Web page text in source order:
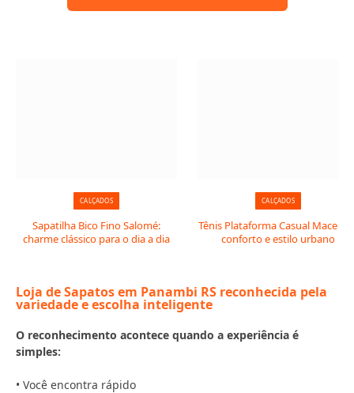
CALÇADOS
Sapatilha Bico Fino Salomé:
charme clássico para o dia a dia
CALÇADOS
Tênis Plataforma Casual
conforto e estilo urbano
Loja de Sapatos em Panambi RS reconhecida pela
variedade e escolha inteligente
O reconhecimento acontece quando a experiência é
simples:
• Você encontra rápido